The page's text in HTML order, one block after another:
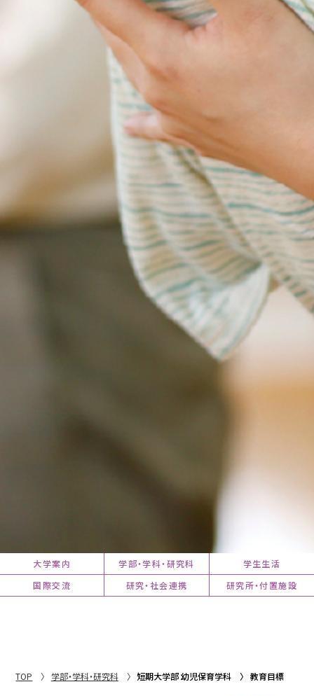
大学案内 学部・学科・研究科
学生生活
国際交流
研究・社会連携 研究所・付置施設
TOP 学部・学科・研究科 短期大学部 幼児保育学科 教育目標